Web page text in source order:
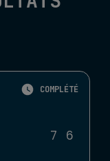
COMPLÉTÉ
7 6